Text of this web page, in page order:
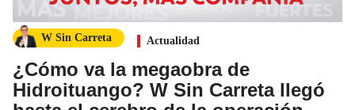
W Sin Carreta Actualidad
¿Cómo va la megaobra de
Hidroituango? W Sin Carreta llegó